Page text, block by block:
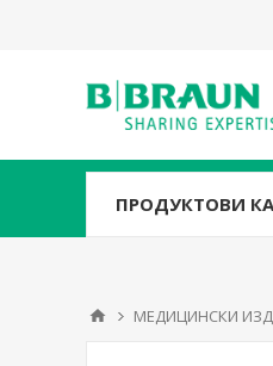
ПРОДУКТОВИ
МЕДИЦИНСКИ